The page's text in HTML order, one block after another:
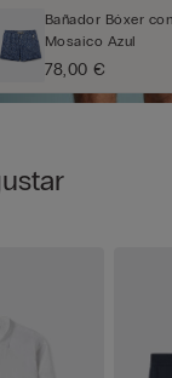
Bañador Bóxer
Mosaico Azul
78,00 €